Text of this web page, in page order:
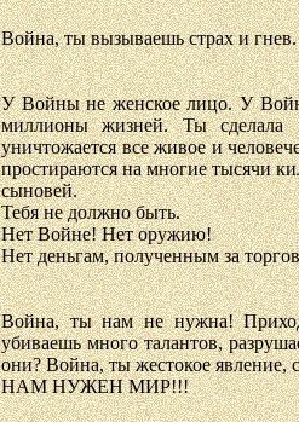
Война, ты вызываешь страх и гнев.
У Войны не женское лицо. У
миллионы жизней. Ты сделала
уничтожается все живое и
простираются на многие тысячи
сыновей.
Тебя не должно быть.
Нет Войне! Нет оружию!
Нет деньгам, полученным за
Война, ты нам не нужна!
убиваешь много талантов,
они? Война, ты жестокое явление,
НАМ НУЖЕН МИР!!!